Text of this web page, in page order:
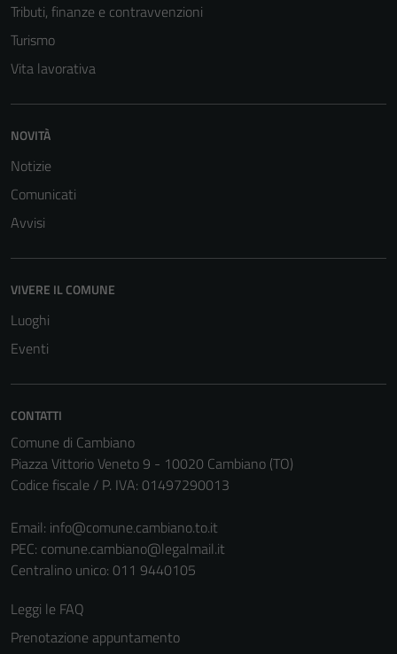
Tributi, finanze e contravvenzioni
Turismo
Vita lavorativa
NOVITÀ
Notizie
Comunicati
Avvisi
VIVERE IL COMUNE
Luoghi
Eventi
CONTATTI
Comune di Cambiano
Piazza Vittorio Veneto 9 - 10020 Cambiano (TO)
Codice fiscale / P. IVA: 01497290013
Email: info@comune.cambiano.to.it
PEC: comune.cambiano@legalmail.it
Centralino unico: 011 9440105
Leggi le FAQ
Prenotazione appuntamento
Tecnici